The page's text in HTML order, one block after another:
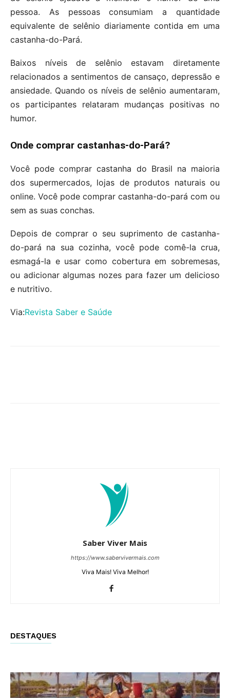
pessoa. As pessoas consumiam a quantidade
equivalente de selênio diariamente contida em uma
castanha-do-Pará.
Baixos níveis de selênio estavam diretamente
relacionados a sentimentos de cansaço, depressão e
ansiedade. Quando os níveis de selênio aumentaram,
os participantes relataram mudanças positivas no
humor.
Onde comprar castanhas-do-Pará?
Você pode comprar castanha do Brasil na maioria
dos supermercados, lojas de produtos naturais ou
online. Você pode comprar castanha-do-pará com ou
sem as suas conchas.
Depois de comprar o seu suprimento de castanha-
do-pará na sua cozinha, você pode comê-la crua,
esmagá-la e usar como cobertura em sobremesas,
ou adicionar algumas nozes para fazer um delicioso
e nutritivo.
Via:Revista Saber e Saúde
Saber Viver Mais
https://www.sabervivermais.com
Viva Mais! Viva Melhor!
DESTAQUES